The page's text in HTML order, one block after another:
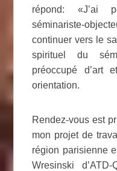
répond: «J’ai
séminariste-
continuer vers le
spirituel du
préoccupé d’art
orientation.
Rendez-vous est
mon projet de
région parisienne
Wresinski